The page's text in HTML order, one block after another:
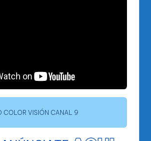
COLOR VISIÓN CANAL 9